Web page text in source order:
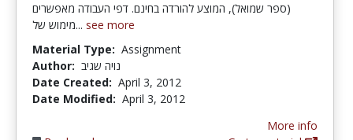
(ספר שמואל), המוצע להורדה בחינם. דפי העבודה מאפשרים
מימוש של... see more
Material Type: Assignment
Author: נויה שגיב
Date Created: April 3, 2012
Date Modified: April 3, 2012
More info